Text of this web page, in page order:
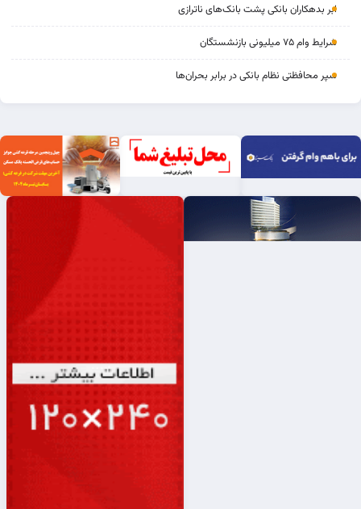
ابر بدهکاران بانکی پشت بانک‌های ناترازی
شرایط وام ۷۵ میلیونی بازنشستگان
سپر محافظتی نظام بانکی در برابر بحران‌ها